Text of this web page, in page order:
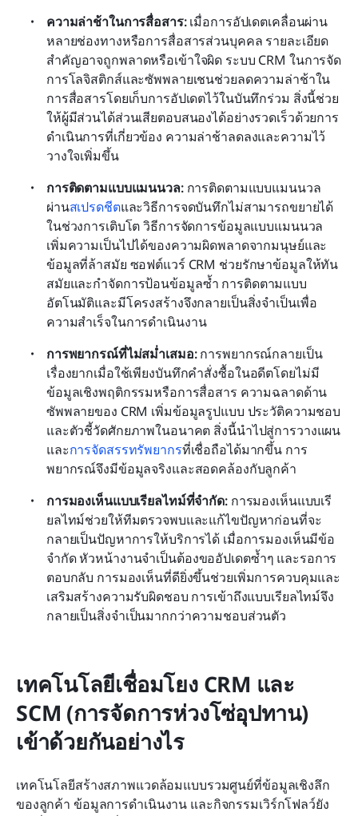
ความล่าช้าในการสื่อสาร: เมื่อการอัปเดตเคลื่อนผ่าน
หลายช่องทางหรือการสื่อสารส่วนบุคคล รายละเอียด
สำคัญอาจถูกพลาดหรือเข้าใจผิด ระบบ CRM ในการจัด
การโลจิสติกส์และซัพพลายเชนช่วยลดความล่าช้าใน
การสื่อสารโดยเก็บการอัปเดตไว้ในบันทึกร่วม สิ่งนี้ช่วย
ให้ผู้มีส่วนได้ส่วนเสียตอบสนองได้อย่างรวดเร็วด้วยการ
ดำเนินการที่เกี่ยวข้อง ความล่าช้าลดลงและความไว้
วางใจเพิ่มขึ้น
การติดตามแบบแมนนวล: การติดตามแบบแมนนวล
ผ่านสเปรดชีตและวิธีการจดบันทึกไม่สามารถขยายได้
ในช่วงการเติบโต วิธีการจัดการข้อมูลแบบแมนนวล
เพิ่มความเป็นไปได้ของความผิดพลาดจากมนุษย์และ
ข้อมูลที่ล้าสมัย ซอฟต์แวร์ CRM ช่วยรักษาข้อมูลให้ทัน
สมัยและกำจัดการป้อนข้อมูลซ้ำ การติดตามแบบ
อัตโนมัติและมีโครงสร้างจึงกลายเป็นสิ่งจำเป็นเพื่อ
ความสำเร็จในการดำเนินงาน
การพยากรณ์ที่ไม่สม่ำเสมอ: การพยากรณ์กลายเป็น
เรื่องยากเมื่อใช้เพียงบันทึกคำสั่งซื้อในอดีตโดยไม่มี
ข้อมูลเชิงพฤติกรรมหรือการสื่อสาร ความฉลาดด้าน
ซัพพลายของ CRM เพิ่มข้อมูลรูปแบบ ประวัติความชอบ
และตัวชี้วัดศักยภาพในอนาคต สิ่งนี้นำไปสู่การวางแผน
และการจัดสรรทรัพยากรที่เชื่อถือได้มากขึ้น การ
พยากรณ์จึงมีข้อมูลจริงและสอดคล้องกับลูกค้า
การมองเห็นแบบเรียลไทม์ที่จำกัด: การมองเห็นแบบเรี
ยลไทม์ช่วยให้ทีมตรวจพบและแก้ไขปัญหาก่อนที่จะ
กลายเป็นปัญหาการให้บริการได้ เมื่อการมองเห็นมีข้อ
จำกัด หัวหน้างานจำเป็นต้องขออัปเดตซ้ำๆ และรอการ
ตอบกลับ การมองเห็นที่ดียิ่งขึ้นช่วยเพิ่มการควบคุมและ
เสริมสร้างความรับผิดชอบ การเข้าถึงแบบเรียลไทม์จึง
กลายเป็นสิ่งจำเป็นมากกว่าความชอบส่วนตัว
เทคโนโลยีเชื่อมโยง CRM และ
SCM (การจัดการห่วงโซ่อุปทาน)
เข้าด้วยกันอย่างไร
เทคโนโลยีสร้างสภาพแวดล้อมแบบรวมศูนย์ที่ข้อมูลเชิงลึก
ของลูกค้า ข้อมูลการดำเนินงาน และกิจกรรมเวิร์กโฟลว์ยัง